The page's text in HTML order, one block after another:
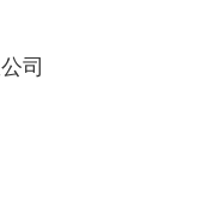
司